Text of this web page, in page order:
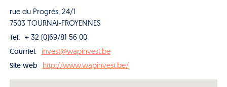
rue du Progrès, 24/1
7503 TOURNAI-FROYENNES
Tel: + 32 (0)69/81 56 00
Courriel: invest@wapinvest.be
Site web http://www.wapinvest.be/